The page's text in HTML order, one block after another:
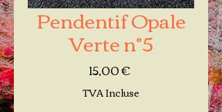
Pendentif Opale
Verte n°5
15,00 €Prix
TVA Incluse